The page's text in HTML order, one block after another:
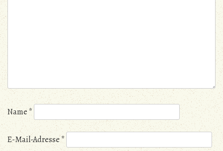
Name*
E-Mail-Adresse*